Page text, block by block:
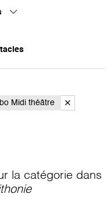
Midi théâtre
la catégorie dans